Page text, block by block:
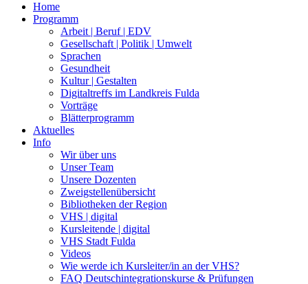
Home
Programm
Arbeit | Beruf | EDV
Gesellschaft | Politik | Umwelt
Sprachen
Gesundheit
Kultur | Gestalten
Digitaltreffs im Landkreis Fulda
Vorträge
Blätterprogramm
Aktuelles
Info
Wir über uns
Unser Team
Unsere Dozenten
Zweigstellenübersicht
Bibliotheken der Region
VHS | digital
Kursleitende | digital
VHS Stadt Fulda
Videos
Wie werde ich Kursleiter/in an der VHS?
FAQ Deutschintegrationskurse & Prüfungen